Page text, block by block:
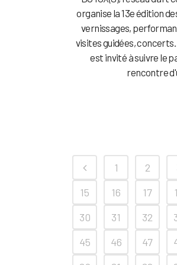
organise la 13e édition
vernissages,
visites guidées,
est invité à suivre le
rencontre
1 2
15
16 17
30
31 32
45
46 47